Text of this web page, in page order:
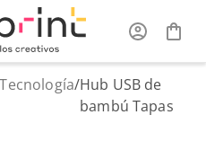
Tecnología/Hub USB de
bambú Tapas